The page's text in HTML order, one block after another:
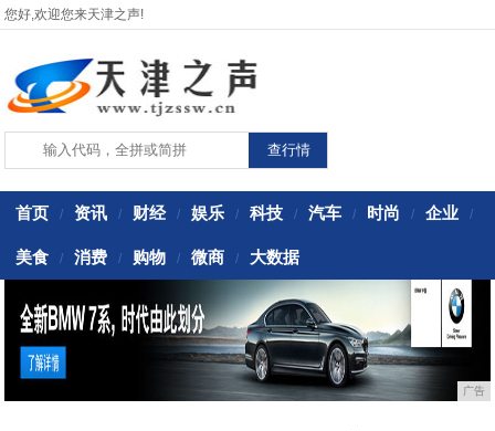
您好,欢迎您来天津之声!
首页 / 资讯 / 财经 / 娱乐 / 科技 / 汽车 / 时尚 / 企业 /
美食 / 消费 / 购物 / 微商 / 大数据
广告